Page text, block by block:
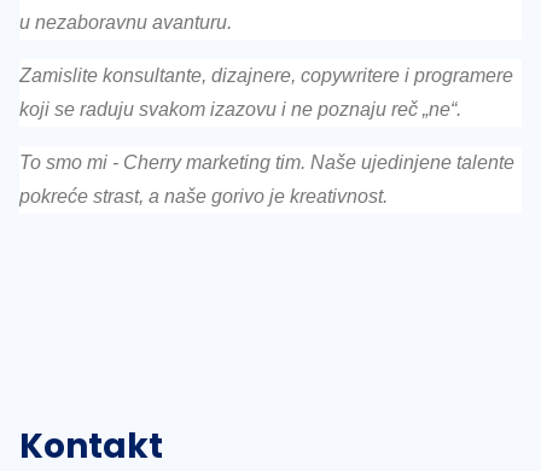
u nezaboravnu avanturu.
Zamislite konsultante, dizajnere, copywritere i programere
koji se raduju svakom izazovu i ne poznaju reč „ne“.
To smo mi - Cherry marketing tim. Naše ujedinjene talente
pokreće strast, a naše gorivo je kreativnost.
Kontakt